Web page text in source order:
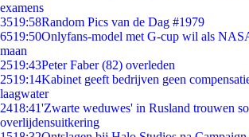
examens
3519:58Random Pics van de Dag #1979
6519:50Onlyfans-model met G-cup wil als
maan
2519:43Peter Faber (82) overleden
2519:14Kabinet geeft bedrijven geen
laagwater
2418:41'Zwarte weduwes' in Rusland trouwen
overlijdensuitkering